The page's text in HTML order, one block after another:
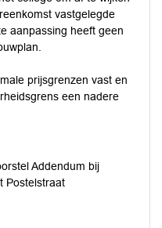
vastgelegde
aanpassing heeft geen
prijsgrenzen vast en
een nadere
Addendum bij
Postelstraat